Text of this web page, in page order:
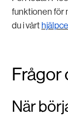
funktionen för
du i vårt
Frågor
När